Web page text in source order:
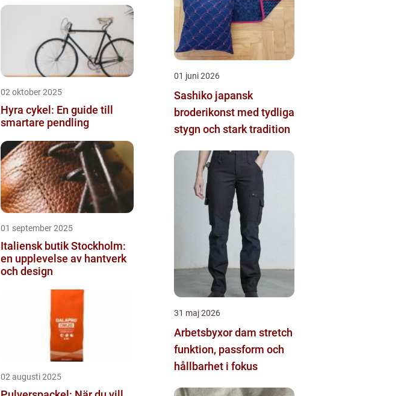
02 oktober 2025
Hyra cykel: En guide till
smartare pendling
01 september 2025
Italiensk butik Stockholm:
en upplevelse av hantverk
och design
02 augusti 2025
01 juni 2026
Sashiko japansk
broderikonst med tydliga
stygn och stark tradition
31 maj 2026
Arbetsbyxor dam stretch
funktion, passform och
hållbarhet i fokus